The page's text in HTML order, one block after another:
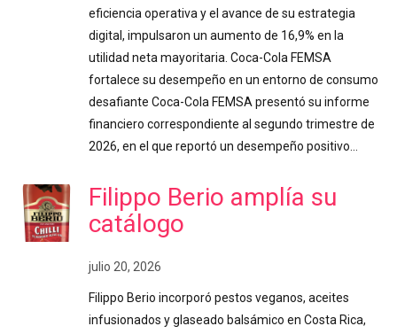
eficiencia operativa y el avance de su estrategia
digital, impulsaron un aumento de 16,9% en la
utilidad neta mayoritaria. Coca-Cola FEMSA
fortalece su desempeño en un entorno de consumo
desafiante Coca-Cola FEMSA presentó su informe
financiero correspondiente al segundo trimestre de
2026, en el que reportó un desempeño positivo…
Filippo Berio amplía su
catálogo
julio 20, 2026
Filippo Berio incorporó pestos veganos, aceites
infusionados y glaseado balsámico en Costa Rica,